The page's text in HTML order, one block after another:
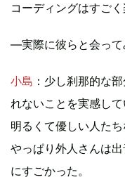
コーディングはすごく
―実際に彼らと会って
小島 ：少し刹那的な
れないことを実感し
明るくて優しい人た
やっぱり外人さんは
にすごかった。